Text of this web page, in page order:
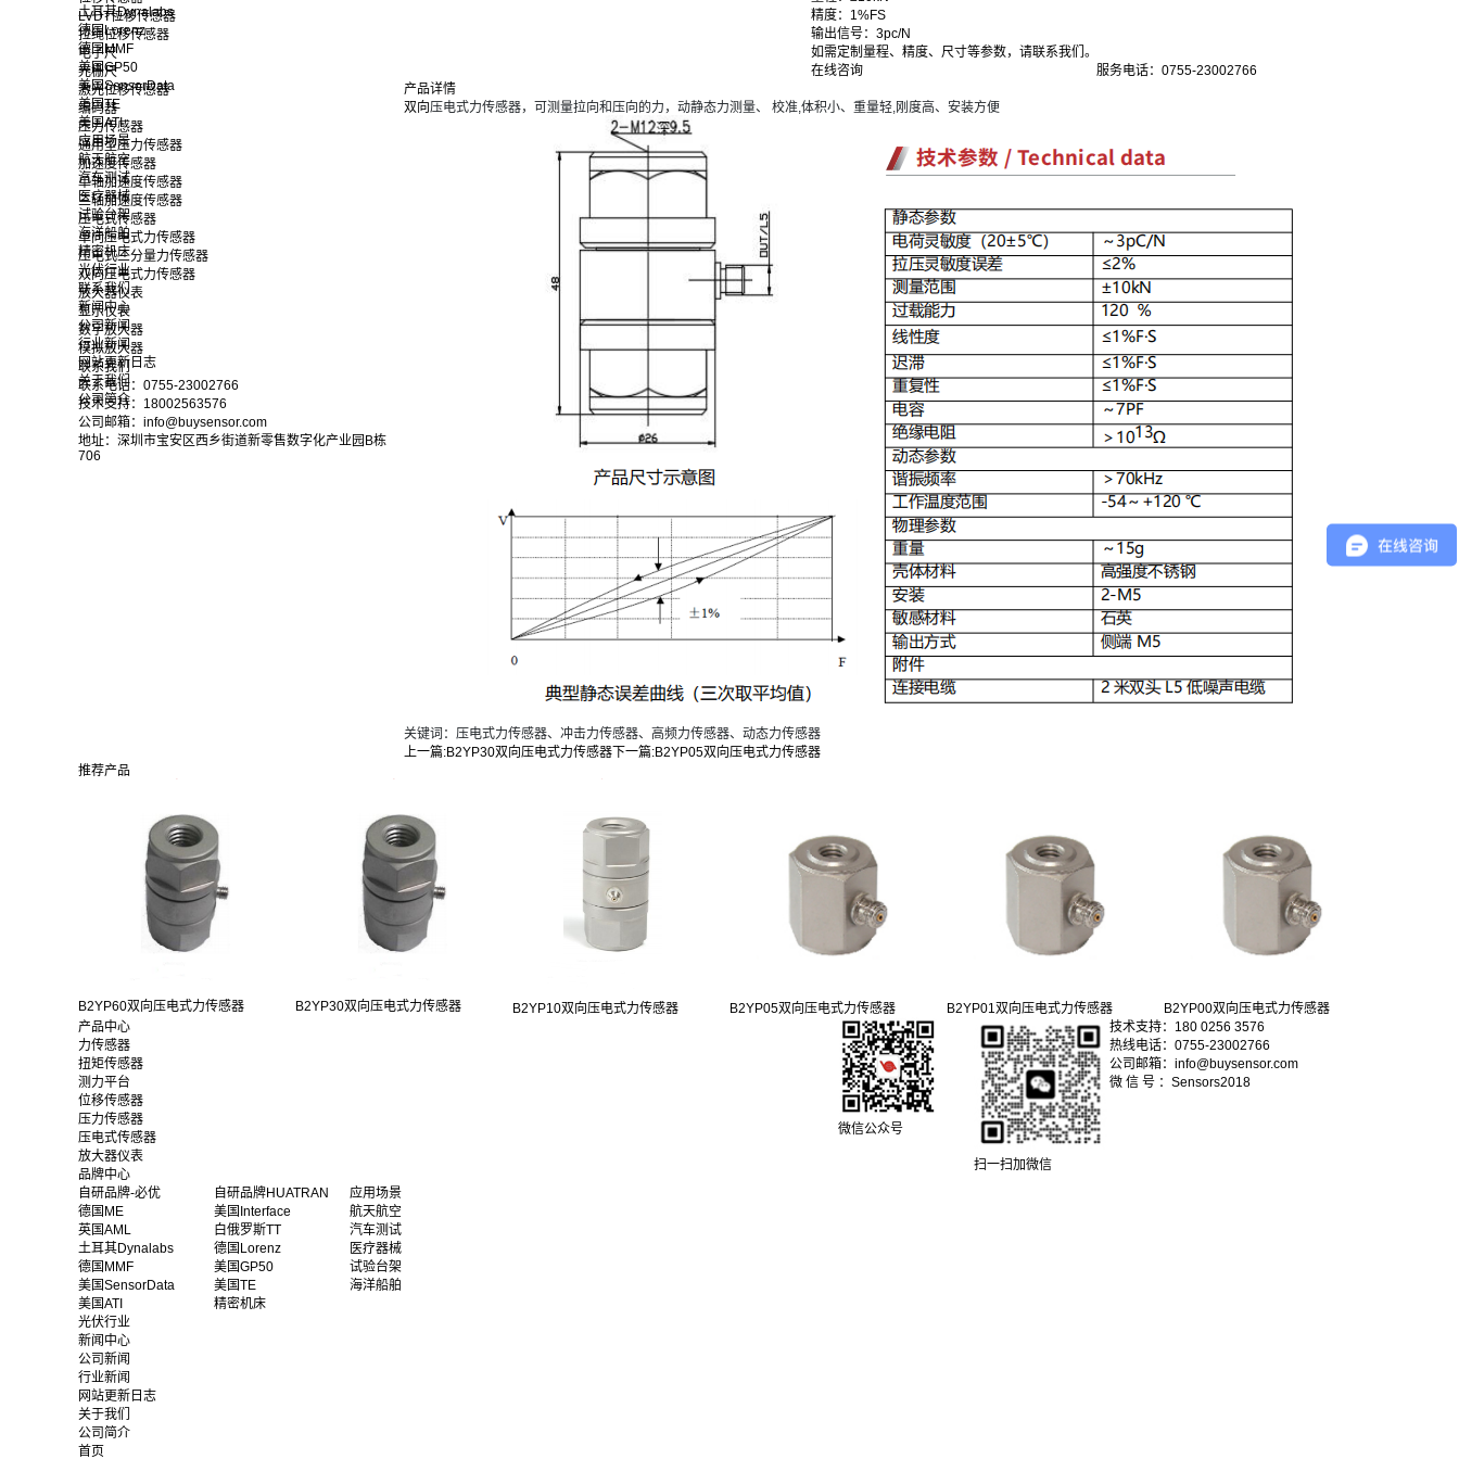
土耳其Dynalabs
德国Lorenz
德国MMF
美国GP50
美国SensorData
美国TE
美国ATI
应用场景
航天航空
汽车测试
医疗器械
试验台架
海洋船舶
精密机床
光伏行业
联系我们
新闻中心
公司新闻
行业新闻
网站更新日志
关于我们
公司简介
LVDT位移传感器
拉绳位移传感器
电子尺
光栅尺
激光位移传感器
编码器
压力传感器
通用型压力传感器
加速度传感器
单轴加速度传感器
三轴加速度传感器
压电式传感器
单向压电式力传感器
压电式三分量力传感器
双向压电式力传感器
放大器仪表
显示仪表
数字放大器
模拟放大器
联系我们
联系电话：0755-23002766
技术支持：18002563576
公司邮箱：info@buysensor.com
地址：深圳市宝安区西乡街道新零售数字化产业园B栋
706
精度：1%FS
输出信号：3pc/N
如需定制量程、精度、尺寸等参数，请联系我们。
在线咨询
服务电话：0755-23002766
产品详情
双向压电式力传感器，可测量拉向和压向的力，动静态力测量、 校准,体积小、重量轻,刚度高、安装方便
关键词：压电式力传感器、冲击力传感器、高频力传感器、动态力传感器
上一篇:B2YP30双向压电式力传感器 下一篇:B2YP05双向压电式力传感器
推荐产品
B2YP60双向压电式力传感器 B2YP30双向压电式力传感器 B2YP10双向压电式力传感器 B2YP05双向压电式力传感器 B2YP01双向压电式力传感器
B2YP00双向压电式力传感器
产品中心
力传感器
扭矩传感器
测力平台
位移传感器
压力传感器
压电式传感器
放大器仪表
品牌中心
自研品牌-必优
自研品牌HUATRAN
德国ME
美国Interface
英国AML
白俄罗斯TT
土耳其Dynalabs
德国Lorenz
德国MMF
美国GP50
美国SensorData
美国TE
美国ATI
应用场景
航天航空
汽车测试
医疗器械
试验台架
海洋船舶
精密机床
光伏行业
新闻中心
公司新闻
行业新闻
网站更新日志
关于我们
公司简介
首页
微信公众号
扫一扫加微信
技术支持：180 0256 3576
热线电话：0755-23002766
公司邮箱：info@buysensor.com
微 信 号 ：Sensors2018